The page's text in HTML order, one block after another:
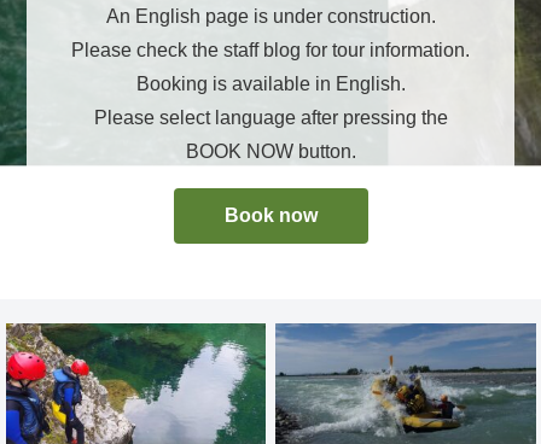
An English page is under construction.
Please check the staff blog for tour information.
Booking is available in English.
Please select language after pressing the
BOOK NOW button.
Book now